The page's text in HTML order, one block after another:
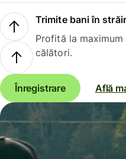
Trimite bani în
Profită la
călători.
Înregistrare Află